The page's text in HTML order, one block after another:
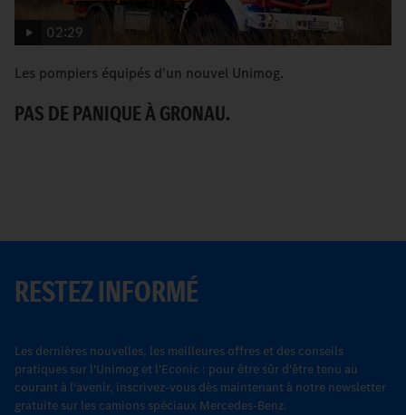
02:29
Les pompiers équipés d'un nouvel Unimog.
PAS DE PANIQUE À GRONAU.
RESTEZ INFORMÉ
Les dernières nouvelles, les meilleures offres et des conseils
pratiques sur l'Unimog et l'Econic : pour être sûr d'être tenu au
courant à l'avenir, inscrivez-vous dès maintenant à notre newsletter
gratuite sur les camions spéciaux Mercedes-Benz.